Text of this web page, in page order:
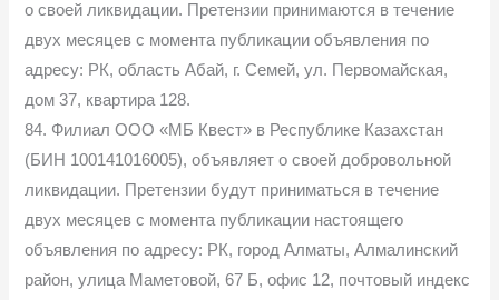
о своей ликвидации. Претензии принимаются в течение
двух месяцев с момента публикации объявления по
адресу: РК, область Абай, г. Семей, ул. Первомайская,
дом 37, квартира 128.
84. Филиал ООО «МБ Квест» в Республике Казахстан
(БИН 100141016005), объявляет о своей добровольной
ликвидации. Претензии будут приниматься в течение
двух месяцев с момента публикации настоящего
объявления по адресу: РК, город Алматы, Алмалинский
район, улица Маметовой, 67 Б, офис 12, почтовый индекс